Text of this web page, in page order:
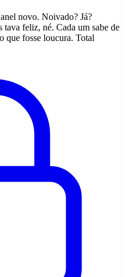
novo. Noivado? Já?
tava feliz, né. Cada um sabe de
que fosse loucura. Total